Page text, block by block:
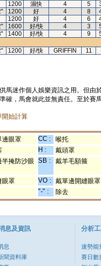
1200 濕快 4 5
1200 好 4 8
1200 好 4 6
1600 好/快 4 3
1400 好/快 4 9
1200 好/快 GRIFFIN 11
馬迷作個人娛樂資訊之用。但
確，馬會就此並無責任。至於賽
開始計算
邊眼罩 CC :
喉托
H :
戴頭罩
半掩防沙眼 SB : 戴羊毛額箍
眼罩 VO : 戴單邊開縫眼罩
"-" : 除去
息及資訊
息
聞資料庫
分析
速勢能
賽日數